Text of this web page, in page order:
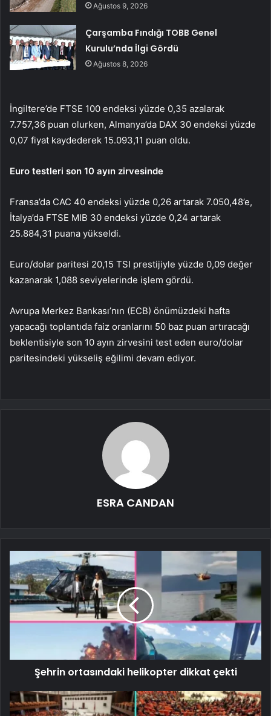
Ağustos 9, 2026
Çarşamba Fındığı TOBB Genel
Kurulu’nda İlgi Gördü
Ağustos 8, 2026
İngiltere’de FTSE 100 endeksi yüzde 0,35 azalarak
7.757,36 puan olurken, Almanya’da DAX 30 endeksi yüzde
0,07 fiyat kaydederek 15.093,11 puan oldu.
Euro testleri son 10 ayın zirvesinde
Fransa’da CAC 40 endeksi yüzde 0,26 artarak 7.050,48’e,
İtalya’da FTSE MIB 30 endeksi yüzde 0,24 artarak
25.884,31 puana yükseldi.
Euro/dolar paritesi 20,15 TSI prestijiyle yüzde 0,09 değer
kazanarak 1,088 seviyelerinde işlem gördü.
Avrupa Merkez Bankası’nın (ECB) önümüzdeki hafta
yapacağı toplantıda faiz oranlarını 50 baz puan artıracağı
beklentisiyle son 10 ayın zirvesini test eden euro/dolar
paritesindeki yükseliş eğilimi devam ediyor.
ESRA CANDAN
Şehrin ortasındaki helikopter dikkat çekti